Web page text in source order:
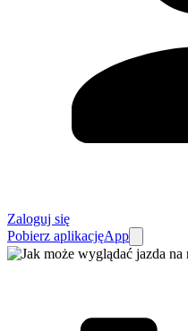
Zaloguj się
Pobierz aplikacjęApp